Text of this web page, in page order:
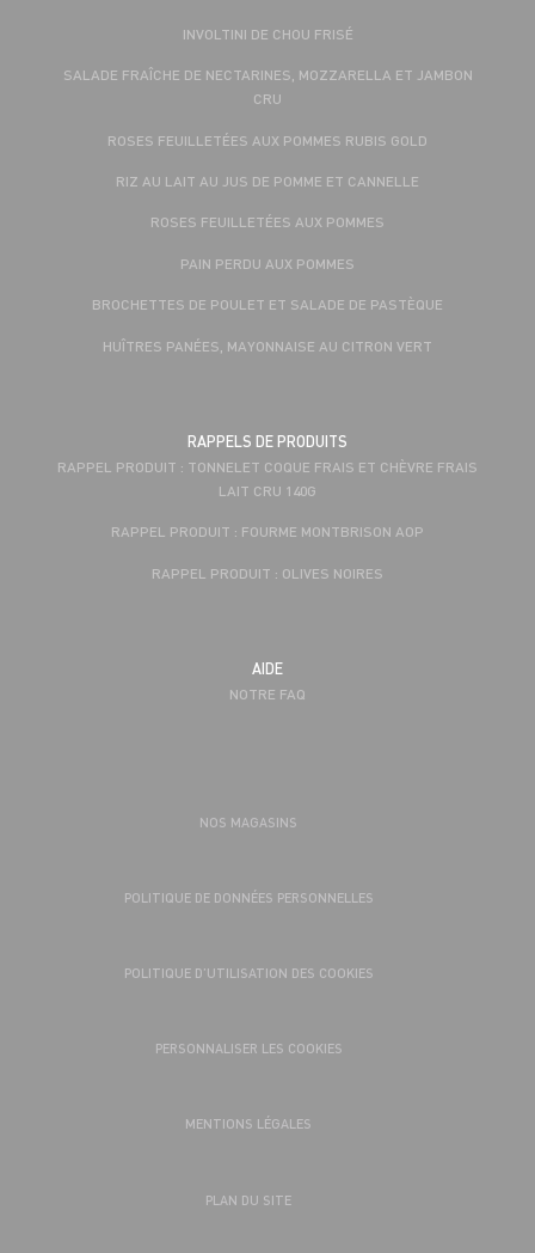
INVOLTINI DE CHOU FRISÉ
SALADE FRAÎCHE DE NECTARINES, MOZZARELLA ET JAMBON
CRU
ROSES FEUILLETÉES AUX POMMES RUBIS GOLD
RIZ AU LAIT AU JUS DE POMME ET CANNELLE
ROSES FEUILLETÉES AUX POMMES
PAIN PERDU AUX POMMES
BROCHETTES DE POULET ET SALADE DE PASTÈQUE
HUÎTRES PANÉES, MAYONNAISE AU CITRON VERT
RAPPELS DE PRODUITS
RAPPEL PRODUIT : TONNELET COQUE FRAIS ET CHÈVRE FRAIS
LAIT CRU 140G
RAPPEL PRODUIT : FOURME MONTBRISON AOP
RAPPEL PRODUIT : OLIVES NOIRES
AIDE
NOTRE FAQ
NOS MAGASINS
POLITIQUE DE DONNÉES PERSONNELLES
POLITIQUE D’UTILISATION DES COOKIES
PERSONNALISER LES COOKIES
MENTIONS LÉGALES
PLAN DU SITE